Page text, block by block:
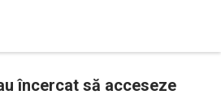
încercat să acceseze